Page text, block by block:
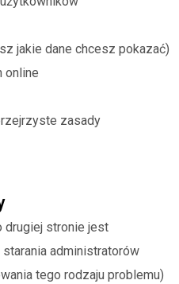
jakie dane chcesz pokazać)
online
zasady
drugiej stronie jest
administratorów
tego rodzaju problemu)